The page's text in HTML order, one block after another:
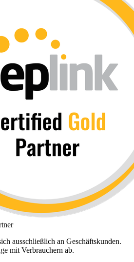
ausschließlich an Geschäftskunden.
mit Verbrauchern ab.